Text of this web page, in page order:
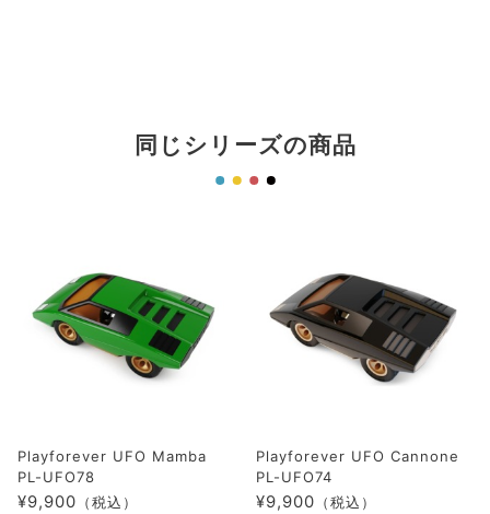
同じシリーズの商品
Playforever UFO Mamba
PL-UFO78
¥9,900 （税込）
Playforever UFO Cannone
PL-UFO74
¥9,900 （税込）